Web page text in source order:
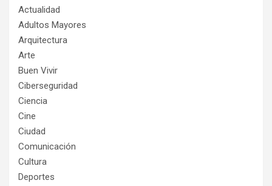
Actualidad
Adultos Mayores
Arquitectura
Arte
Buen Vivir
Ciberseguridad
Ciencia
Cine
Ciudad
Comunicación
Cultura
Deportes